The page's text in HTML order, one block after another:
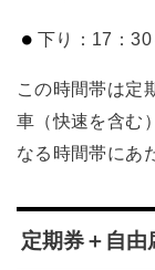
下り：17：
この時間帯は定
車（快速を含む
なる時間帯にあ
定期券＋自由